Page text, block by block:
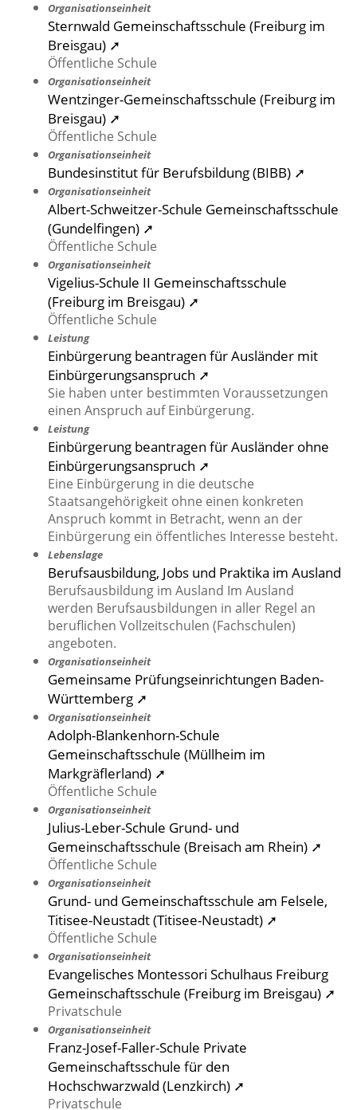
Organisationseinheit
Sternwald Gemeinschaftsschule (Freiburg im
Breisgau) ➚
Öffentliche Schule
Organisationseinheit
Wentzinger-Gemeinschaftsschule (Freiburg im
Breisgau) ➚
Öffentliche Schule
Organisationseinheit
Bundesinstitut für Berufsbildung (BIBB) ➚
Organisationseinheit
Albert-Schweitzer-Schule Gemeinschaftsschule
(Gundelfingen) ➚
Öffentliche Schule
Organisationseinheit
Vigelius-Schule II Gemeinschaftsschule
(Freiburg im Breisgau) ➚
Öffentliche Schule
Leistung
Einbürgerung beantragen für Ausländer mit
Einbürgerungsanspruch ➚
Sie haben unter bestimmten Voraussetzungen
einen Anspruch auf Einbürgerung.
Leistung
Einbürgerung beantragen für Ausländer ohne
Einbürgerungsanspruch ➚
Eine Einbürgerung in die deutsche
Staatsangehörigkeit ohne einen konkreten
Anspruch kommt in Betracht, wenn an der
Einbürgerung ein öffentliches Interesse besteht.
Lebenslage
Berufsausbildung, Jobs und Praktika im Ausland
Berufsausbildung im Ausland Im Ausland
werden Berufsausbildungen in aller Regel an
beruflichen Vollzeitschulen (Fachschulen)
angeboten.
Organisationseinheit
Gemeinsame Prüfungseinrichtungen Baden-
Württemberg ➚
Organisationseinheit
Adolph-Blankenhorn-Schule
Gemeinschaftsschule (Müllheim im
Markgräflerland) ➚
Öffentliche Schule
Organisationseinheit
Julius-Leber-Schule Grund- und
Gemeinschaftsschule (Breisach am Rhein) ➚
Öffentliche Schule
Organisationseinheit
Grund- und Gemeinschaftsschule am Felsele,
Titisee-Neustadt (Titisee-Neustadt) ➚
Öffentliche Schule
Organisationseinheit
Evangelisches Montessori Schulhaus Freiburg
Gemeinschaftsschule (Freiburg im Breisgau) ➚
Privatschule
Organisationseinheit
Franz-Josef-Faller-Schule Private
Gemeinschaftsschule für den
Hochschwarzwald (Lenzkirch) ➚
Privatschule